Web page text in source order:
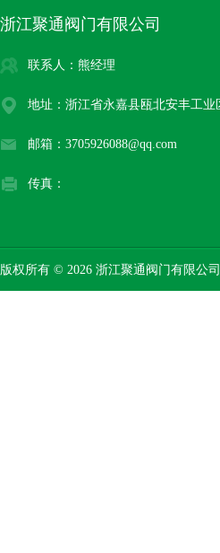
浙江聚通阀门有限公司
联系人：熊经理
地址：浙江省永嘉县瓯北安丰工业
邮箱：3705926088@qq.com
传真：
版权所有 © 2026 浙江聚通阀门有限公